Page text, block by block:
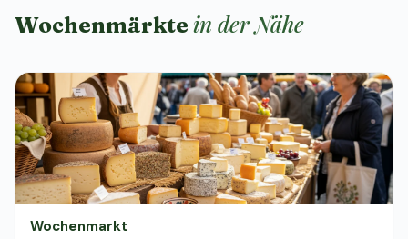
Wochenmärkte in der Nähe
Wochenmarkt